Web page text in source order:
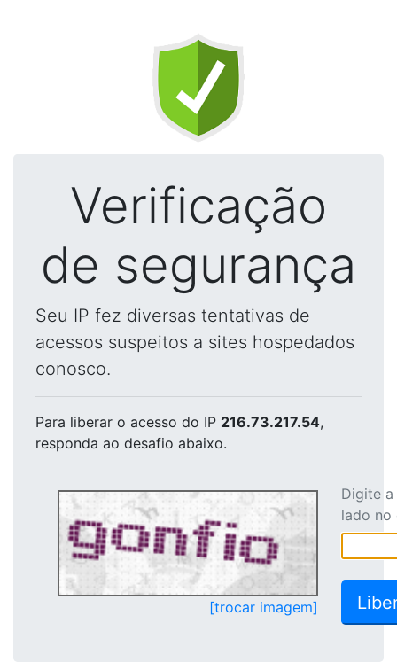
Verificação
de segurança
Seu IP fez diversas tentativas de
acessos suspeitos a sites hospedados
conosco.
Para liberar o acesso do IP 216.73.217.54,
responda ao desafio abaixo.
[trocar imagem]
Digite
lado no